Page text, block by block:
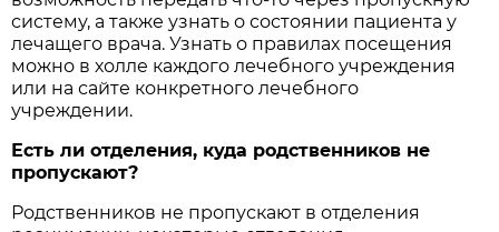
систему, а также узнать о состоянии пациента у
лечащего врача. Узнать о правилах посещения
можно в холле каждого лечебного учреждения
или на сайте конкретного лечебного
учреждении.
Есть ли отделения, куда родственников не
пропускают?
Родственников не пропускают в отделения